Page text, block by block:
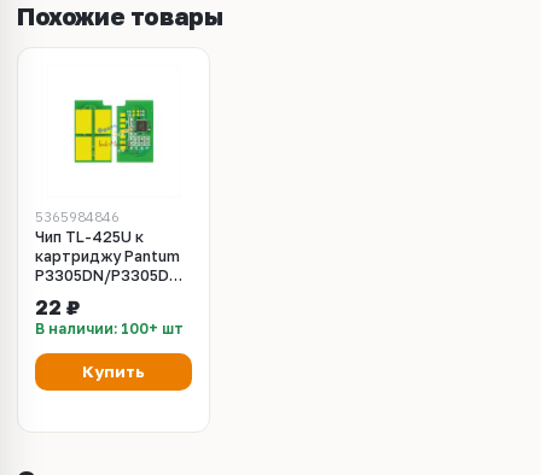
Похожие товары
5365984846
Чип TL-425U к
картриджу Pantum
P3305DN/P3305DW,
многоразовый
22 ₽
В наличии: 100+ шт
Купить